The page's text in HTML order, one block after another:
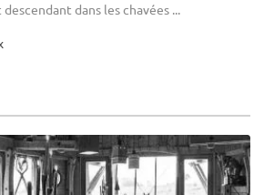
dans les chavées ...